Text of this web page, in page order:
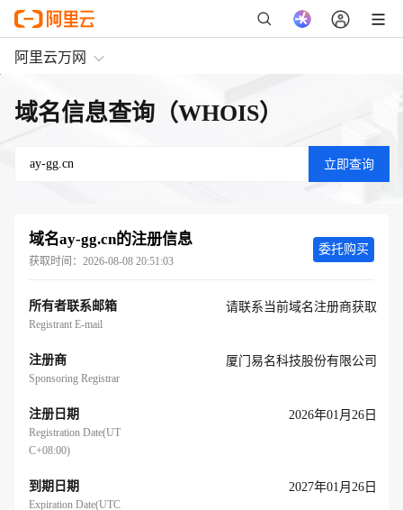
阿里云万网
域名信息查询（WHOIS）
域名ay-gg.cn的注册信息
获取时间： 2026-08-08 20:51:03
所有者联系邮箱
Registrant E-mail
请联系当前域名注册商获取
委托购买
注册商
Sponsoring Registrar
厦门易名科技股份有限公司
注册日期
Registration Date(UT
C+08:00)
2026年01月26日
到期日期
Expiration Date(UTC
2027年01月26日